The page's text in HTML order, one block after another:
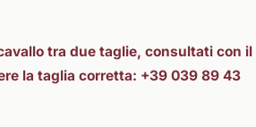
tra due taglie, consultati con il
la taglia corretta: +39 039 89 43